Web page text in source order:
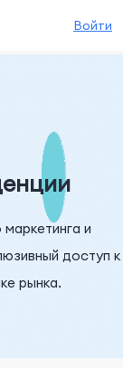
Войти
и
доступ к
рынка.